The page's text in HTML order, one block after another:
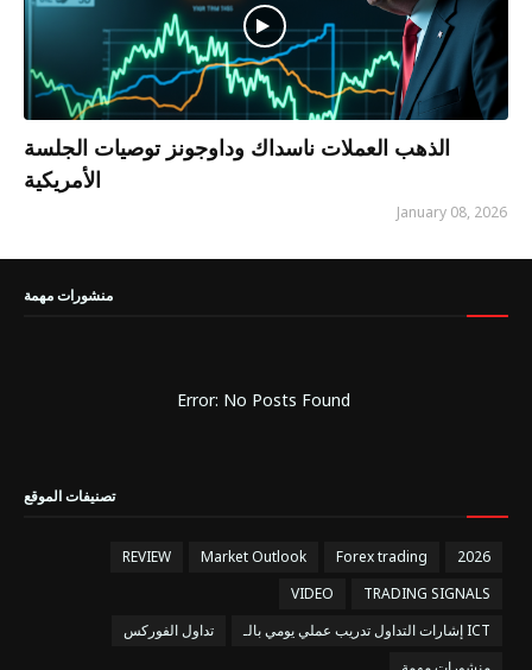
الذهب العملات ناسداك وداوجونز توصيات الجلسة
الأمريكية
January 08, 2026
منشورات مهمة
Error: No Posts Found
تصنيفات الموقع
2026
Forex trading
Market Outlook
REVIEW
TRADING SIGNALS
VIDEO
إشارات التداول تدريب عملي يومي بالـ ICT
تداول الفوركس